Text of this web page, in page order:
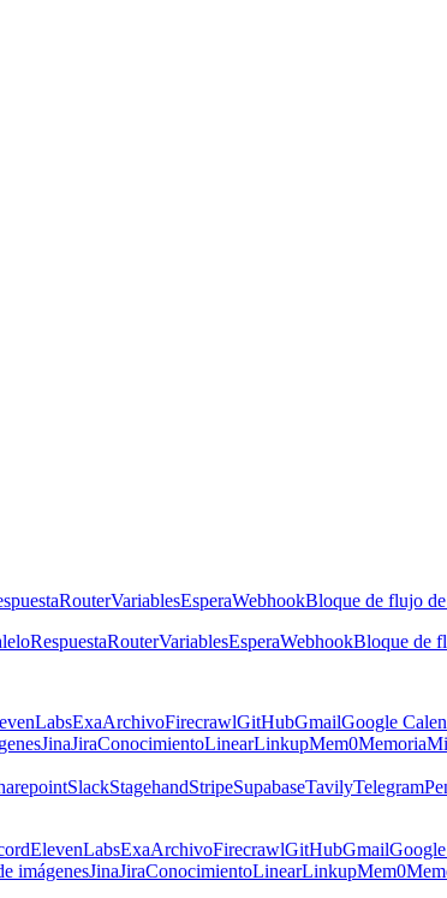
RouterVariablesEsperaWebhookBloque de flujo
RespuestaRouterVariablesEsperaWebhookBloque de
ExaArchivoFirecrawlGitHubGmailGoogle
JinaJiraConocimientoLinearLinkupMem0Memoria
SlackStagehandStripeSupabaseTavilyTelegram
ElevenLabsExaArchivoFirecrawlGitHubGmail
imágenesJinaJiraConocimientoLinearLinkupMem0